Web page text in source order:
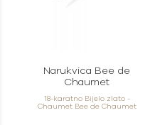
Narukvica Bee de
Chaumet
18-karatno Bijelo zlato -
Chaumet Bee de Chaumet